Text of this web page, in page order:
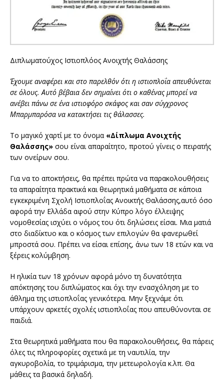
Διπλωματούχος Ιστιοπλόος Ανοιχτής Θαλάσσης
Έχουμε αναφέρει και στο παρελθόν ότι η ιστιοπλοΐα απευθύνεται
σε όλους. Αυτό βέβαια δεν σημαίνει ότι ο καθένας μπορεί να
ανέβει πάνω σε ένα ιστιοφόρο σκάφος και σαν σύγχρονος
Μπαρμπαρόσα να κατακτήσει τις θάλασσες.
Το μαγικό χαρτί με το όνομα «Δίπλωμα Ανοιχτής
Θαλάσσης» σου είναι απαραίτητο, προτού γίνεις ο πειρατής
των ονείρων σου.
Για να το αποκτήσεις, θα πρέπει πρώτα να παρακολουθήσεις
τα απαραίτητα πρακτικά και θεωρητικά μαθήματα σε κάποια
εγκεκριμένη Σχολή Ιστιοπλοΐας Ανοικτής Θαλάσσης,αυτό όσο
αφορά την Ελλάδα αφού στην Κύπρο λόγο έλλειψης
νομοθεσίας ισχύει ο νόμος του ότι δηλώσεις είσαι. Μια ματιά
στο διαδίκτυο και ο κόσμος των επιλογών θα φανερωθεί
μπροστά σου. Πρέπει να είσαι επίσης, άνω των 18 ετών και να
ξέρεις κολύμβηση.
Η ηλικία των 18 χρόνων αφορά μόνο τη δυνατότητα
απόκτησης του διπλώματος και όχι την ενασχόληση με το
άθλημα της ιστιοπλοΐας γενικότερα. Μην ξεχνάμε ότι
υπάρχουν αρκετές σχολές ιστιοπλοΐας που απευθύνονται σε
παιδιά.
Στα θεωρητικά μαθήματα που θα παρακολουθήσεις, θα πάρεις
όλες τις πληροφορίες σχετικά με τη ναυτιλία, την
αγκυροβολία, το τριμάρισμα, την μετεωρολογία κ.λπ. Θα
μάθεις τα βασικά δηλαδή.